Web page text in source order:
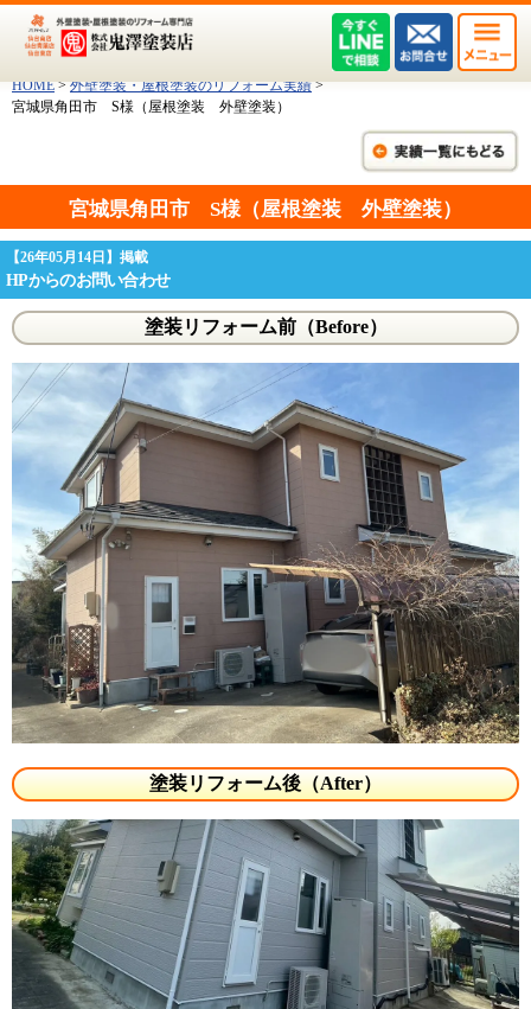
HOME > 外壁塗装・屋根塗装のリフォーム実績 >
宮城県角田市 S様（屋根塗装 外壁塗装）
宮城県角田市 S様（屋根塗装 外壁塗装）
【26年05月14日】掲載
HPからのお問い合わせ
塗装リフォーム前（Before）
塗装リフォーム後（After）